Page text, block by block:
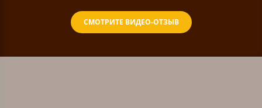
СМОТРИТЕ ВИДЕО-ОТЗЫВ